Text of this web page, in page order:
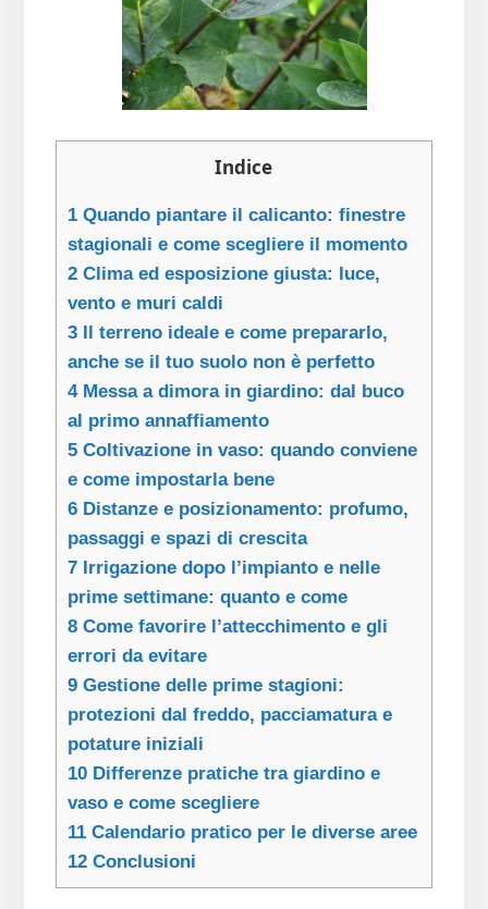
Indice
1Quando piantare il calicanto: finestre
stagionali e come scegliere il momento
2Clima ed esposizione giusta: luce,
vento e muri caldi
3Il terreno ideale e come prepararlo,
anche se il tuo suolo non è perfetto
4Messa a dimora in giardino: dal buco
al primo annaffiamento
5Coltivazione in vaso: quando conviene
e come impostarla bene
6Distanze e posizionamento: profumo,
passaggi e spazi di crescita
7Irrigazione dopo l’impianto e nelle
prime settimane: quanto e come
8Come favorire l’attecchimento e gli
errori da evitare
9Gestione delle prime stagioni:
protezioni dal freddo, pacciamatura e
potature iniziali
10Differenze pratiche tra giardino e
vaso e come scegliere
11Calendario pratico per le diverse aree
12Conclusioni